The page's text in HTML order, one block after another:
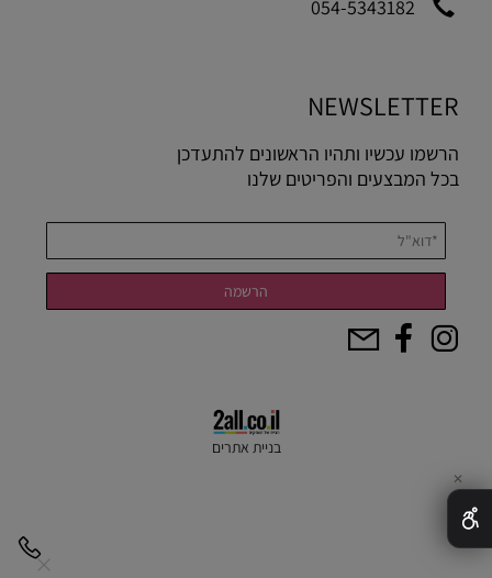
054-5343182
NEWSLETTER
הרשמו עכשיו ותהיו הראשונים להתעדכן
בכל המבצעים והפריטים שלנו
בניית אתרים
✕